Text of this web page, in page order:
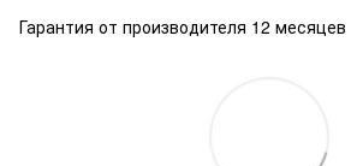
Гарантия от производителя 12 месяцев